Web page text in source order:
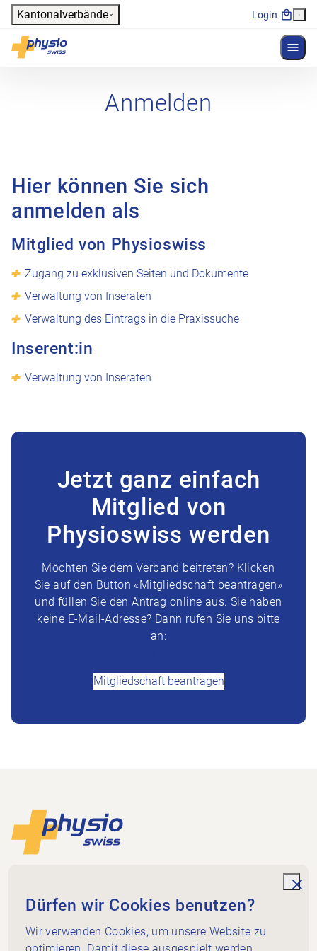
Header
Kantonalverbände Login
Physioswiss
Hauptnavigation
Anmelden
Hier können Sie sich
anmelden als
Mitglied von Physioswiss
Zugang zu exklusiven Seiten und Dokumente
Verwaltung von Inseraten
Verwaltung des Eintrags in die Praxissuche
Inserent:in
Verwaltung von Inseraten
Jetzt ganz einfach
Mitglied von
Physioswiss werden
Möchten Sie dem Verband beitreten? Klicken
Sie auf den Button «Mitgliedschaft beantragen»
und füllen Sie den Antrag online aus. Sie haben
keine E-Mail-Adresse? Dann rufen Sie uns bitte
an:
Mitgliedschaft beantragen
Footer
Dammweg 3
3013 Bern
+41 58 255 36 00
info@physioswiss.ch
Dürfen wir Cookies benutzen?
Wir verwenden Cookies, um unsere Website zu